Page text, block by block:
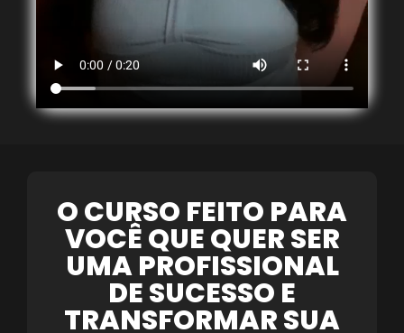
O CURSO FEITO PARA
VOCÊ QUE QUER SER
UMA PROFISSIONAL
DE SUCESSO E
TRANSFORMAR SUA